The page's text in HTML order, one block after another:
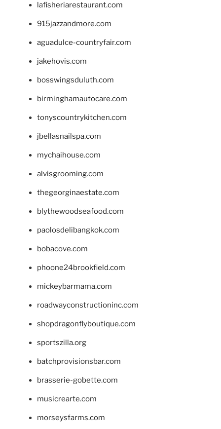
lafisheriarestaurant.com
915jazzandmore.com
aguadulce-countryfair.com
jakehovis.com
bosswingsduluth.com
birminghamautocare.com
tonyscountrykitchen.com
jbellasnailspa.com
mychaihouse.com
alvisgrooming.com
thegeorginaestate.com
blythewoodseafood.com
paolosdelibangkok.com
bobacove.com
phoone24brookfield.com
mickeybarmama.com
roadwayconstructioninc.com
shopdragonflyboutique.com
sportszilla.org
batchprovisionsbar.com
brasserie-gobette.com
musicrearte.com
morseysfarms.com